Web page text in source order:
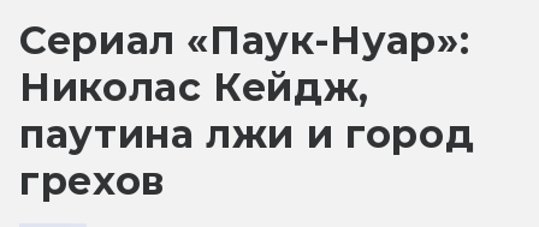
Сериал «Паук-Нуар»:
Николас Кейдж,
паутина лжи и город
грехов